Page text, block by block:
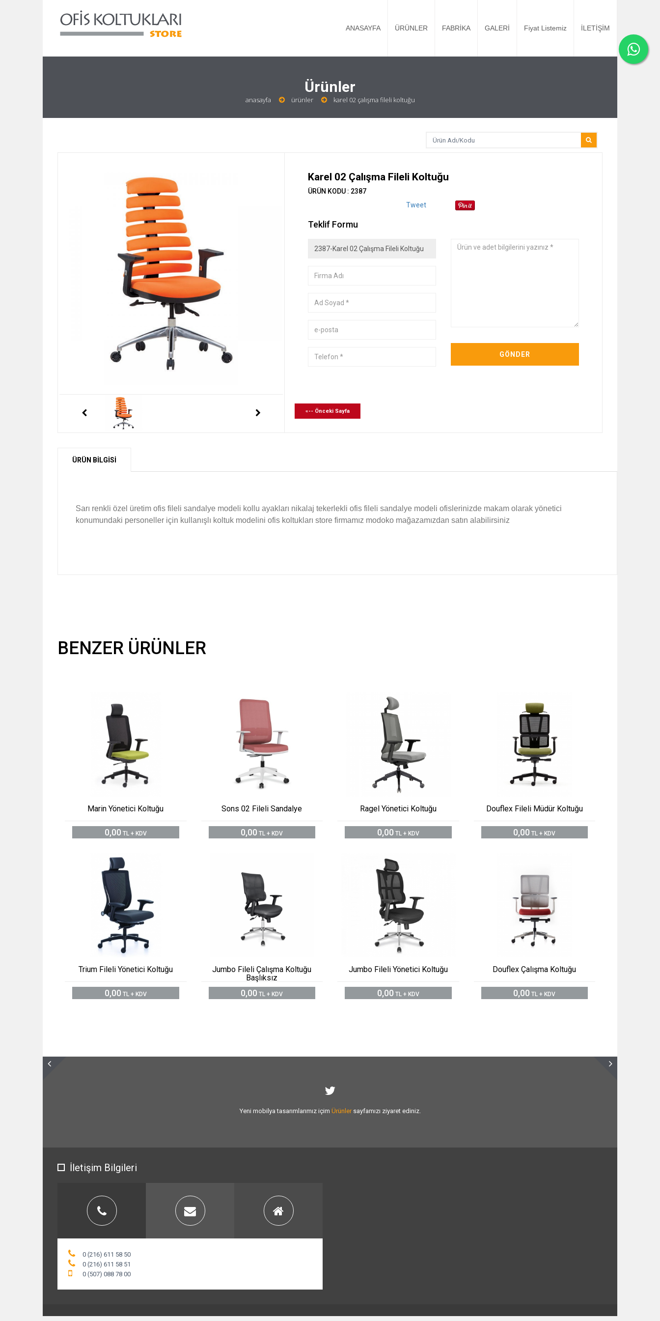
ANASAYFA ÜRÜNLER FABRİKA GALERİ Fiyat Listemiz İLETİŞİM
Ürünler
anasayfa ürünler karel 02 çalışma fileli koltuğu
Karel 02 Çalışma Fileli Koltuğu
ÜRÜN KODU : 2387
Tweet
Teklif Formu
«-- Önceki Sayfa
ÜRÜN BİLGİSİ
Sarı renkli özel üretim ofis fileli sandalye modeli kollu ayakları nikalaj tekerlekli ofis fileli sandalye modeli ofislerinizde makam olarak yönetici
konumundaki personeller için kullanışlı koltuk modelini ofis koltukları store firmamız modoko mağazamızdan satın alabilirsiniz
BENZER ÜRÜNLER
Marin Yönetici Koltuğu
0,00 TL + KDV
Sons 02 Fileli Sandalye
0,00 TL + KDV
Ragel Yönetici Koltuğu
0,00 TL + KDV
Douflex Fileli Müdür Koltuğu
0,00 TL + KDV
Trium Fileli Yönetici Koltuğu
0,00 TL + KDV
Jumbo Fileli Çalışma Koltuğu
Başlıksız
0,00 TL + KDV
Jumbo Fileli Yönetici Koltuğu
0,00 TL + KDV
Douflex Çalışma Koltuğu
0,00 TL + KDV
Yeni mobilya tasarımlarımız içim Ürünlersayfamızı ziyaret ediniz.
İletişim Bilgileri
0 (216) 611 58 50
0 (216) 611 58 51
0 (507) 088 78 00